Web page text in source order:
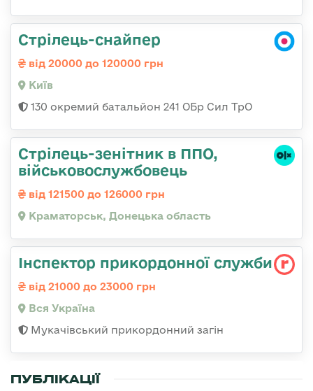
Стрілець-снайпер
від 20000 до 120000 грн
Київ
130 окремий батальйон 241 ОБр Сил ТрО
Стрілець-зенітник в ППО,
військовослужбовець
від 121500 до 126000 грн
Краматорськ, Донецька область
Інспектор прикордонної служби
від 21000 до 23000 грн
Вся Україна
Мукачівський прикордонний загін
ПУБЛІКАЦІЇ